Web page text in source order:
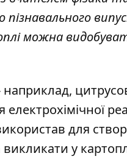
можна
наприклад,
для
у